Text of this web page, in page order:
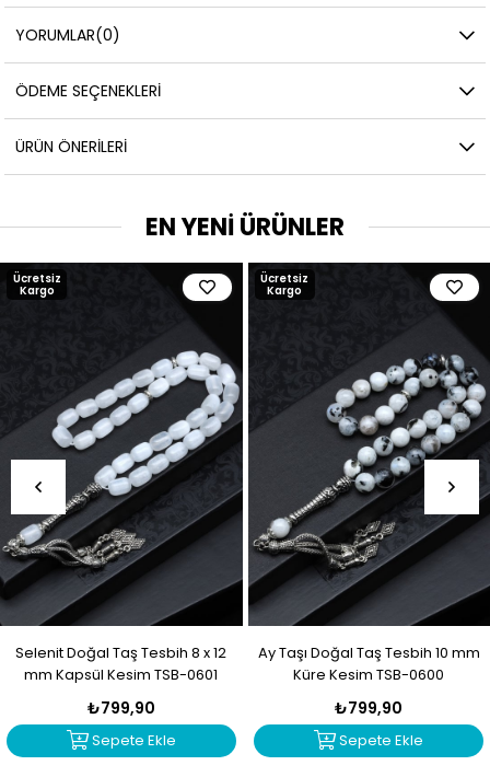
YORUMLAR(0)
ÖDEME SEÇENEKLERI
ÜRÜN ÖNERILERI
EN YENİ ÜRÜNLER
Selenit Doğal Taş Tesbih 8 x 12
mm Kapsül Kesim TSB-0601
₺799,90
Sepete Ekle
Ücretsiz
Kargo
Ay Taşı Doğal Taş Tesbih 10 mm
Küre Kesim TSB-0600
₺799,90
Sepete Ekle
Ücretsiz
Kargo